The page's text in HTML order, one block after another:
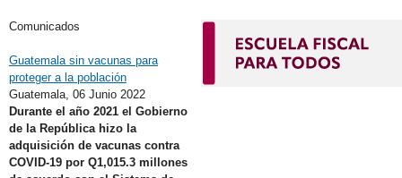
Comunicados
Guatemala sin vacunas para
proteger a la población
Guatemala, 06 Junio 2022
Durante el año 2021 el Gobierno
de la República hizo la
adquisición de vacunas contra
COVID-19 por Q1,015.3 millones